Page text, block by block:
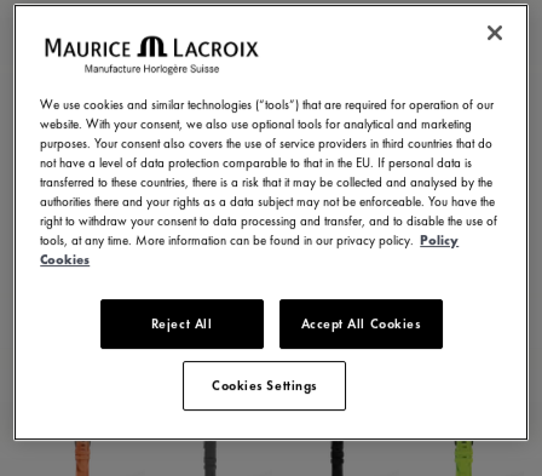
グリーンラバーストラ
ップ
ML822-005025
¥ 39,600 税込
お問い合せ
23 バリエーションで利用可能
We use cookies and similar technologies (“tools”) that are required for operation of our
website. With your consent, we also use optional tools for analytical and marketing
purposes. Your consent also covers the use of service providers in third countries that do
not have a level of data protection comparable to that in the EU. If personal data is
transferred to these countries, there is a risk that it may be collected and analysed by the
authorities there and your rights as a data subject may not be enforceable. You have the
right to withdraw your consent to data processing and transfer, and to disable the use of
tools, at any time. More information can be found in our privacy policy. Policy
Cookies
Reject All Accept All Cookies
Cookies Settings